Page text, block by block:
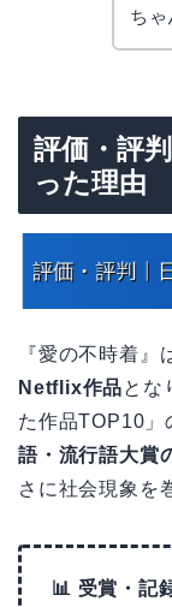
ちゃ
評価・評
った理由
『愛の不時着』
Netflix作品とな
た作品TOP10」
語・流行語大賞
さに社会現象を
📊 受賞・記